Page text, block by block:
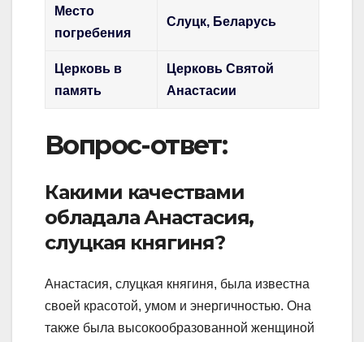
Место
погребения
Слуцк, Беларусь
Церковь в
память
Церковь Святой
Анастасии
Вопрос-ответ:
Какими качествами
обладала Анастасия,
слуцкая княгиня?
Анастасия, слуцкая княгиня, была известна
своей красотой, умом и энергичностью. Она
также была высокообразованной женщиной